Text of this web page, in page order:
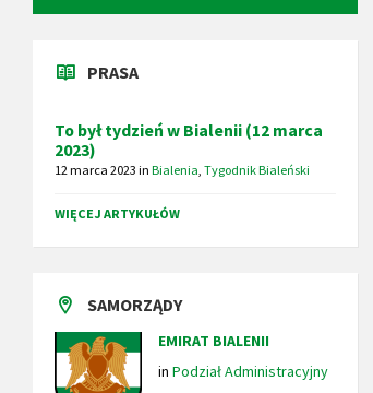
PRASA
To był tydzień w Bialenii (12 marca
2023)
12 marca 2023 in Bialenia Tygodnik Bialeński
WIĘCEJ ARTYKUŁÓW
SAMORZĄDY
EMIRAT BIALENII
in Podział Administracyjny